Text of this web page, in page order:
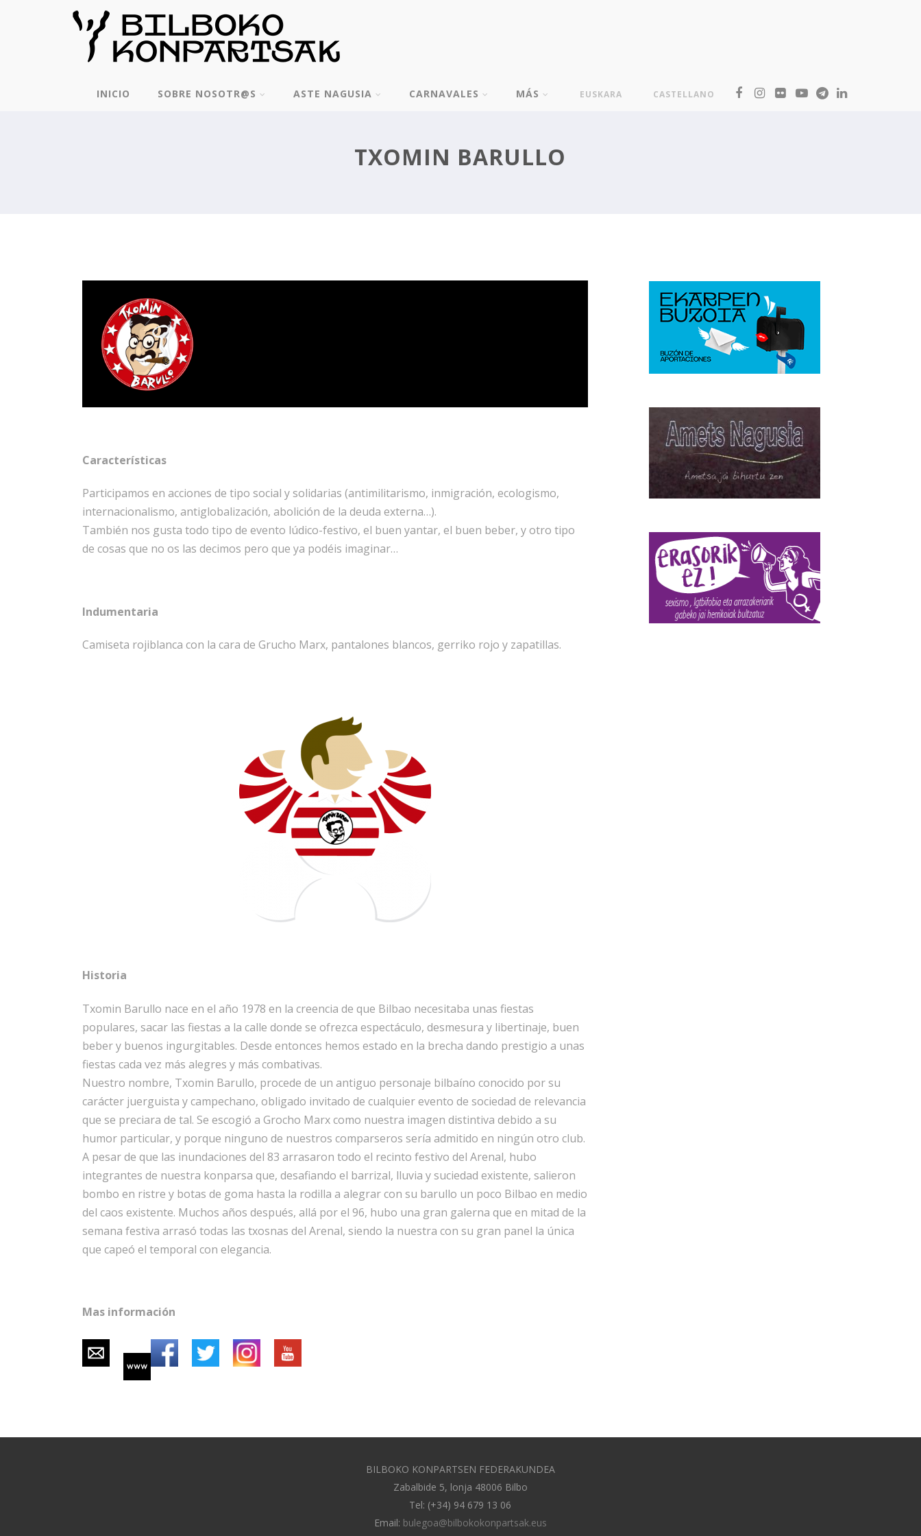
INICIO SOBRE NOSOTR@S ASTE NAGUSIA CARNAVALES MÁS EUSKARA CASTELLANO
TXOMIN BARULLO
Características
Participamos en acciones de tipo social y solidarias (antimilitarismo, inmigración, ecologismo,
internacionalismo, antiglobalización, abolición de la deuda externa…).
También nos gusta todo tipo de evento lúdico-festivo, el buen yantar, el buen beber, y otro tipo
de cosas que no os las decimos pero que ya podéis imaginar…
Indumentaria
Camiseta rojiblanca con la cara de Grucho Marx, pantalones blancos, gerriko rojo y zapatillas.
Historia
Txomin Barullo nace en el año 1978 en la creencia de que Bilbao necesitaba unas fiestas
populares, sacar las fiestas a la calle donde se ofrezca espectáculo, desmesura y libertinaje, buen
beber y buenos ingurgitables. Desde entonces hemos estado en la brecha dando prestigio a unas
fiestas cada vez más alegres y más combativas.
Nuestro nombre, Txomin Barullo, procede de un antiguo personaje bilbaíno conocido por su
carácter juerguista y campechano, obligado invitado de cualquier evento de sociedad de relevancia
que se preciara de tal. Se escogió a Grocho Marx como nuestra imagen distintiva debido a su
humor particular, y porque ninguno de nuestros comparseros sería admitido en ningún otro club.
A pesar de que las inundaciones del 83 arrasaron todo el recinto festivo del Arenal, hubo
integrantes de nuestra konparsa que, desafiando el barrizal, lluvia y suciedad existente, salieron
bombo en ristre y botas de goma hasta la rodilla a alegrar con su barullo un poco Bilbao en medio
del caos existente. Muchos años después, allá por el 96, hubo una gran galerna que en mitad de la
semana festiva arrasó todas las txosnas del Arenal, siendo la nuestra con su gran panel la única
que capeó el temporal con elegancia.
Mas información
BILBOKO KONPARTSEN FEDERAKUNDEA
Zabalbide 5, lonja 48006 Bilbo
Tel: (+34) 94 679 13 06
Email: bulegoa@bilbokokonpartsak.eus